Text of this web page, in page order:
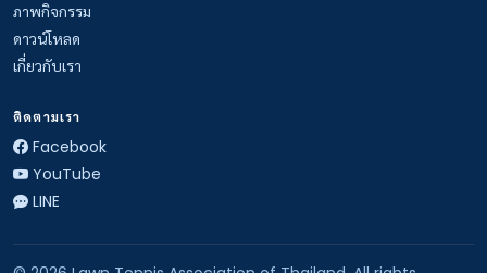
ภาพกิจกรรม
ดาวน์โหลด
เกี่ยวกับเรา
ติดตามเรา
Facebook
YouTube
LINE